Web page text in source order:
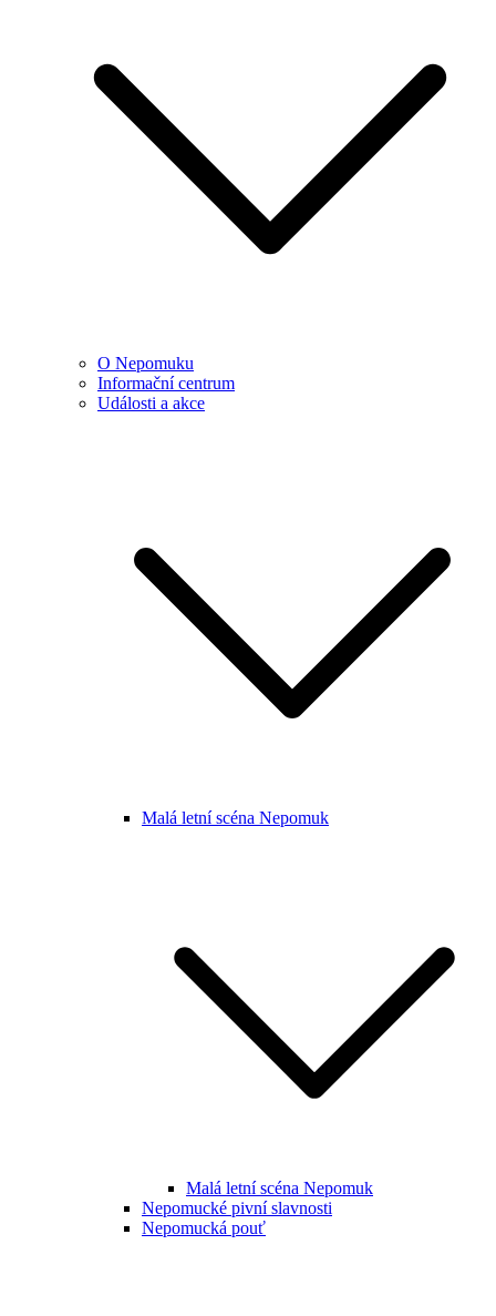
O Nepomuku
Informační centrum
Události a akce
Malá letní scéna Nepomuk
Malá letní scéna Nepomuk
Nepomucké pivní slavnosti
Nepomucká pouť